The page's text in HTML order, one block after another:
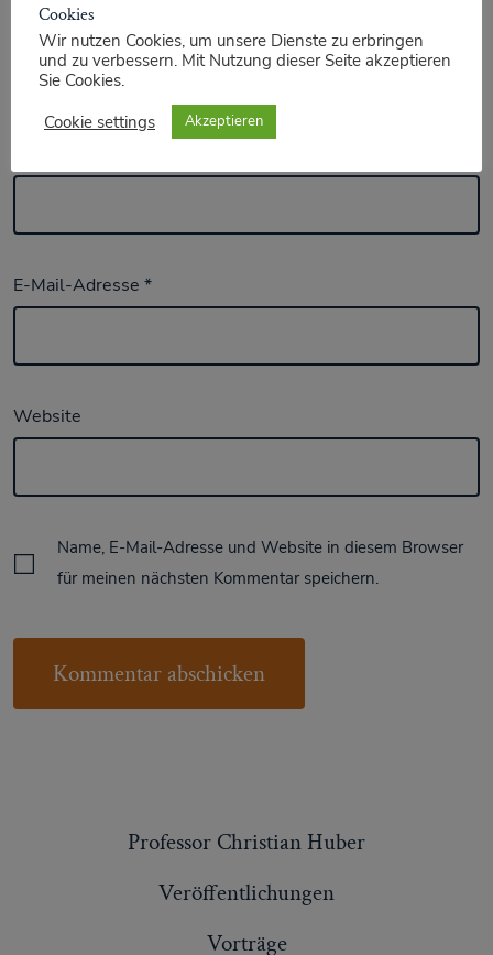
E-Mail-Adresse*
Website
Name, E-Mail-Adresse und Website in diesem Browser
für meinen nächsten Kommentar speichern.
Professor Christian Huber
Veröffentlichungen
Vorträge
Cookies
Wir nutzen Cookies, um unsere Dienste zu erbringen
und zu verbessern. Mit Nutzung dieser Seite akzeptieren
Sie Cookies.
Cookie settings
Akzeptieren